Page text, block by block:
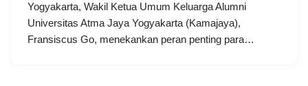
Yogyakarta, Wakil Ketua Umum Keluarga Alumni
Universitas Atma Jaya Yogyakarta (Kamajaya),
Fransiscus Go, menekankan peran penting para…